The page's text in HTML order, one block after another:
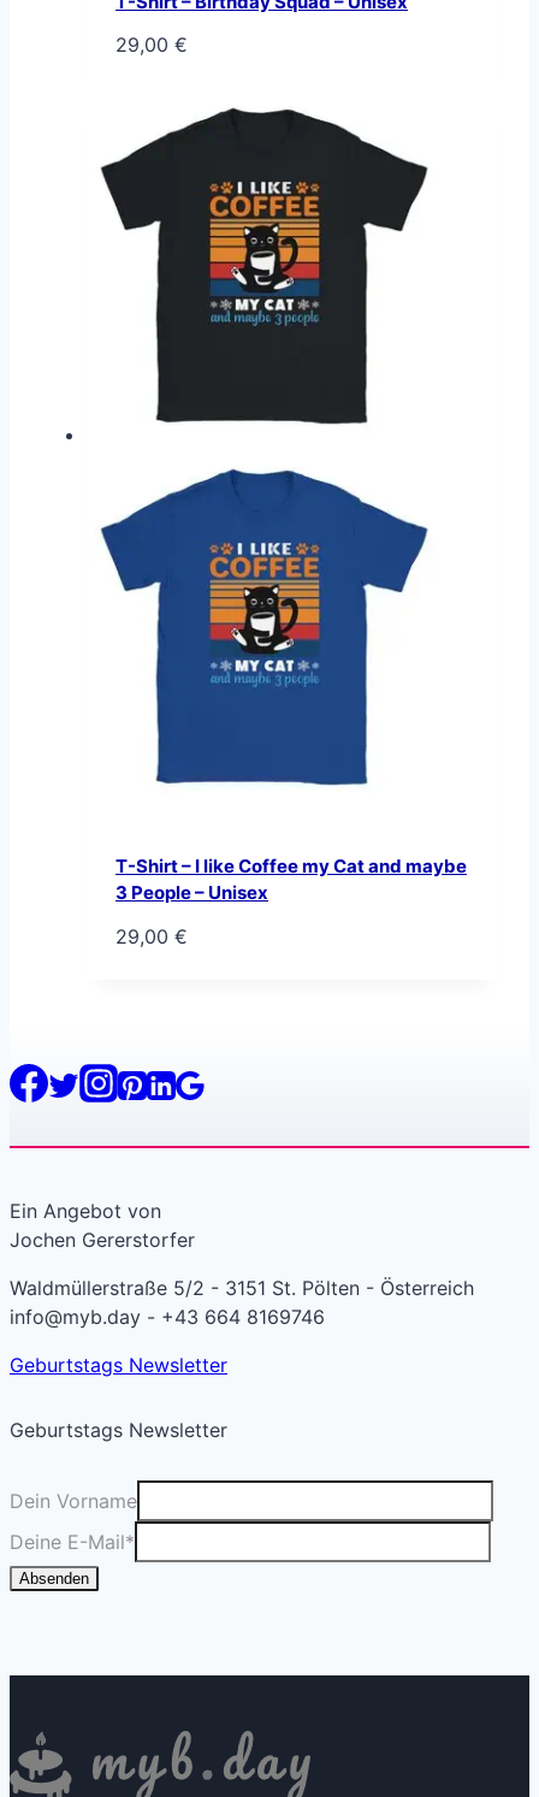
29,00 €
T-Shirt – I like Coffee my Cat and maybe
3 People – Unisex
29,00 €
Ein Angebot von
Jochen Gererstorfer
Waldmüllerstraße 5/2 - 3151 St. Pölten - Österreich
info@myb.day - +43 664 8169746
Geburtstags Newsletter
Geburtstags Newsletter
Dein Vorname
Deine E-Mail*
Absenden